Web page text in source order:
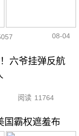
08-04
六爷挂弹反航
阅读 11764
国霸权遮羞布